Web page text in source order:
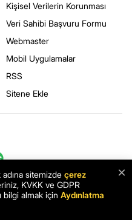
Kişisel Verilerin Korunması
Veri Sahibi Başvuru Formu
Webmaster
Mobil Uygulamalar
RSS
Sitene Ekle
×
sitemizde çerez
KVKK ve GDPR
bilgi almak için Aydınlatma